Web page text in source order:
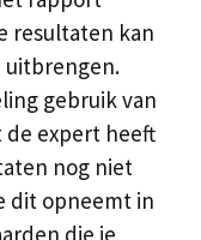
resultaten kan
uitbrengen.
gebruik van
expert heeft
nog niet
dit opneemt in
die je